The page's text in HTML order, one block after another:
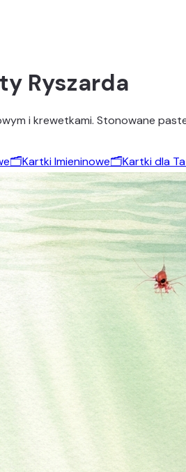
Ryszarda
i krewetkami. Stonowane
🗂️Kartki Imieninowe🗂️Kartki dla